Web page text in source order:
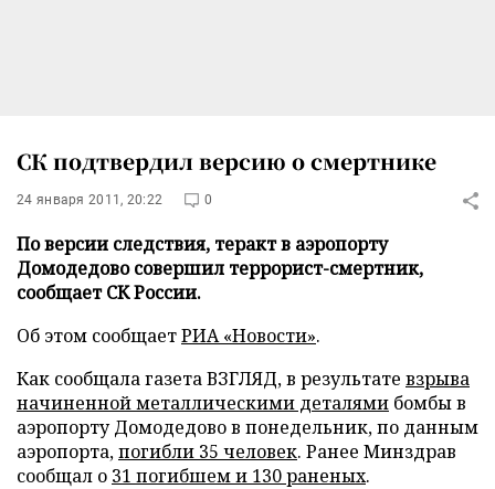
СК подтвердил версию о смертнике
24 января 2011, 20:22 0
По версии следствия, теракт в аэропорту
Домодедово совершил террорист-смертник,
сообщает СК России.
Об этом сообщаетРИА «Новости».
Как сообщала газета ВЗГЛЯД, в результате взрыва
начиненной металлическими деталями бомбы в
аэропорту Домодедово в понедельник, по данным
аэропорта,погибли 35 человек. Ранее Минздрав
сообщал о 31 погибшем и 130 раненых.